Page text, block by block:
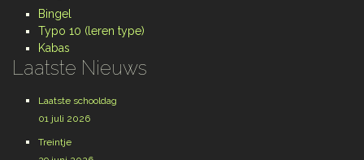
Bingel
Typo 10 (leren type)
Kabas
Laatste Nieuws
Laatste schooldag
01 juli 2026
Treintje